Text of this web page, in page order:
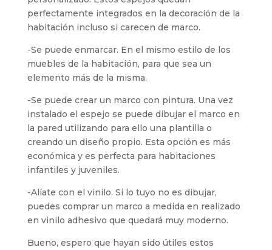
perfectamente integrados en la decoración de la
habitación incluso si carecen de marco.
-Se puede enmarcar. En el mismo estilo de los
muebles de la habitación, para que sea un
elemento más de la misma.
-Se puede crear un marco con pintura. Una vez
instalado el espejo se puede dibujar el marco en
la pared utilizando para ello una plantilla o
creando un diseño propio. Esta opción es más
económica y es perfecta para habitaciones
infantiles y juveniles.
-Alíate con el vinilo. Si lo tuyo no es dibujar,
puedes comprar un marco a medida en realizado
en vinilo adhesivo que quedará muy moderno.
Bueno, espero que hayan sido útiles estos